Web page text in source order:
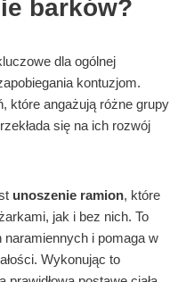
barków?
dla ogólnej
kontuzjom.
które angażują różne grupy
się na ich rozwój
unoszenie ramion, które
jak i bez nich. To
i pomaga w
Wykonując to